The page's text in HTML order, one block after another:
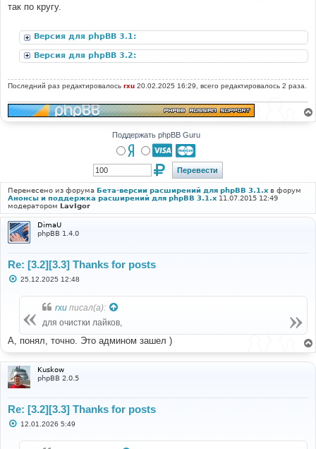
так по кругу.
Версия для phpBB 3.1:
Версия для phpBB 3.2:
Последний раз редактировалось rxu 20.02.2025 16:29, всего редактировалось 2 раза.
Поддержать phpBB Guru
Перенесено из форума Бета-версии расширений для phpBB 3.1.x в форум
Анонсы и поддержка расширений для phpBB 3.1.x 11.07.2015 12:49
модератором LavIgor
DimaU
phpBB 1.4.0
Re: [3.2][3.3] Thanks for posts
С
е
25.12.2025 12:48
rxu писал(а):
для очистки лайков,
А, понял, точно. Это админом зашел )
Kuskow
phpBB 2.0.5
Re: [3.2][3.3] Thanks for posts
С12.01.2026 5:49